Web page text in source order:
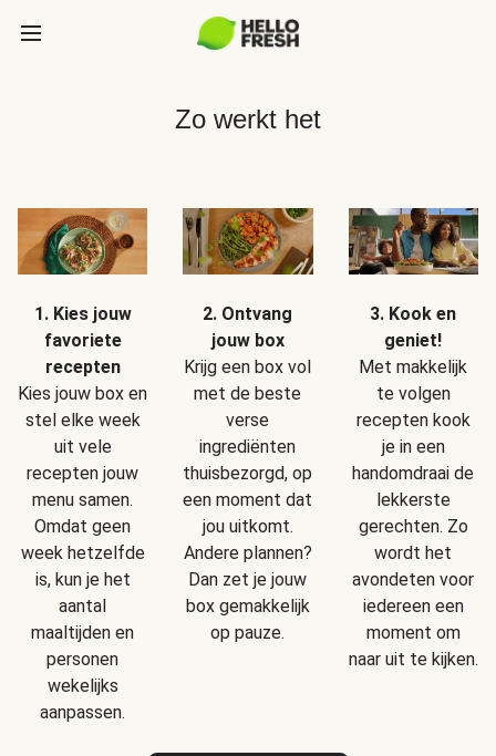
Zo werkt het
1. Kies jouw
favoriete
recepten
Kies jouw box en
stel elke week
uit vele
recepten jouw
menu samen.
Omdat geen
week hetzelfde
is, kun je het
aantal
maaltijden en
personen
wekelijks
aanpassen.
2. Ontvang
jouw box
Krijg een box vol
met de beste
verse
ingrediënten
thuisbezorgd, op
een moment dat
jou uitkomt.
Andere plannen?
Dan zet je jouw
box gemakkelijk
op pauze.
3. Kook en
geniet!
Met makkelijk
te volgen
recepten kook
je in een
handomdraai de
lekkerste
gerechten. Zo
wordt het
avondeten voor
iedereen een
moment om
naar uit te kijken.